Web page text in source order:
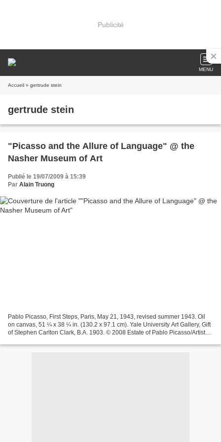
Publicité
MENU
Accueil » gertrude stein
gertrude stein
"Picasso and the Allure of Language" @ the
Nasher Museum of Art
Publié le 19/07/2009 à 15:39
Par Alain Truong
Pablo Picasso, First Steps, Paris, May 21, 1943, revised summer 1943. Oil
on canvas, 51 ¼ x 38 ¼ in. (130.2 x 97.1 cm). Yale University Art Gallery, Gift
of Stephen Carlton Clark, B.A. 1903. © 2008 Estate of Pablo Picasso/Artists